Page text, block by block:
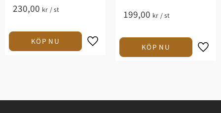
230,00 kr /st 199,00 kr /st